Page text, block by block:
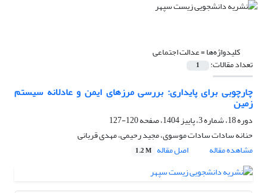
کلیدواژه‌ها =عدالت اجتماعی
تعداد مقالات: 1
چارچوبی برای پایداری: بررسی مرزهای ایمن و عادلانه سیستم
زمین
دوره 18، شماره 3، پاییز 1404، صفحه
120-127
حنانه سادات سادات موسوی، مجید رحیمی، مهدی قربانی
مشاهده مقاله
اصل مقاله 1.2 M